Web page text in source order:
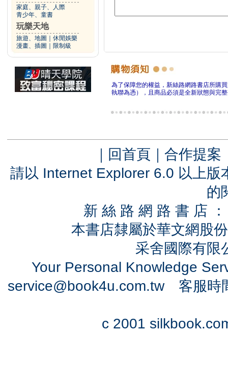
家庭、親子、人際
青少年、童書
玩樂天地
旅遊、地圖
休閒娛樂
漫畫、插圖
限制級
為了保障您的權益，新絲路網路書店所購
執聯為憑），且商品必須是全新狀態與完
｜ 回首頁 ｜ 合作提案
請以 Internet Explorer 6.0 以上
的
新 絲 路 網 路 書 店
本書店隸屬於華文網股
采舍國際有
Your Personal Knowledge
service@book4u.com.tw客服時
c 2001